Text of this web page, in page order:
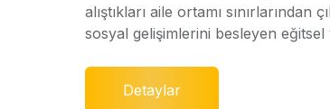
alıştıkları aile ortamı sınırlarından
sosyal gelişimlerini besleyen
Detaylar